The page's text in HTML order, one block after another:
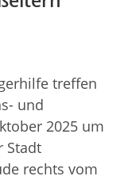
treffen
und
2025 um
Stadt
rechts vom